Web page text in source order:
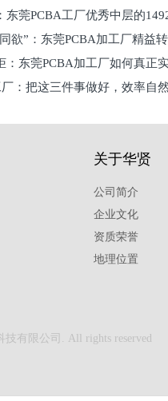
东莞PCBA工厂优秀中层的
欲”：东莞PCBA加工厂精益
：东莞PCBA加工厂如何真正
：把这三件事做好，效率自
关于华贤
公司简介
企业文化
资质荣誉
地理位置
有限公司. All rights reserved